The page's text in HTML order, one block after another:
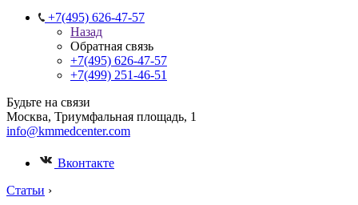
+7(495) 626-47-57
Назад
Обратная связь
+7(495) 626-47-57
+7(499) 251-46-51
Будьте на связи
Москва, Триумфальная площадь, 1
info@kmmedcenter.com
Вконтакте
Статьи ›